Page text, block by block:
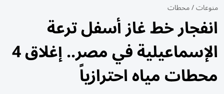
منوعات/محطات
انفجار خط غاز أسفل ترعة
الإسماعيلية في مصر.. إغلاق 4
محطات مياه احترازياً